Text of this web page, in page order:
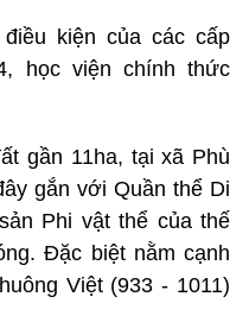
kiện của các cấp
học viện chính thức
gần 11ha, tại xã Phù
gắn với Quần thể Di
Phi vật thể của thế
Đặc biệt nằm cạnh
Việt (933 - 1011)